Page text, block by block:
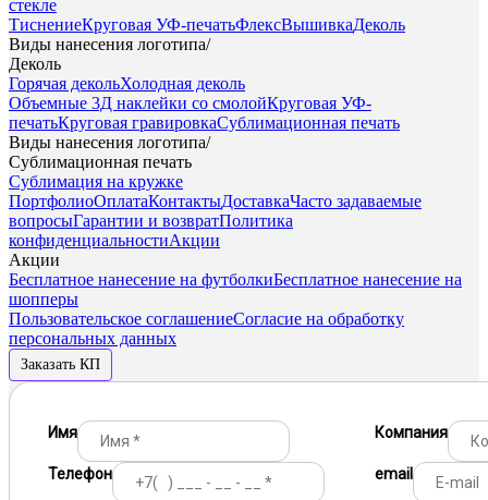
стекле
ТиснениеКруговая УФ-печатьФлексВышивкаДеколь
Виды нанесения логотипа/
Деколь
Горячая декольХолодная деколь
Объемные 3Д наклейки со смолойКруговая УФ-
печатьКруговая гравировкаСублимационная печать
Виды нанесения логотипа/
Сублимационная печать
Сублимация на кружке
ПортфолиоОплатаКонтактыДоставкаЧасто задаваемые
вопросыГарантии и возвратПолитика
конфиденциальностиАкции
Акции
Бесплатное нанесение на футболкиБесплатное нанесение на
шопперы
Пользовательское соглашениеСогласие на обработку
персональных данных
Заказать КП
Имя Компания
Телефон email